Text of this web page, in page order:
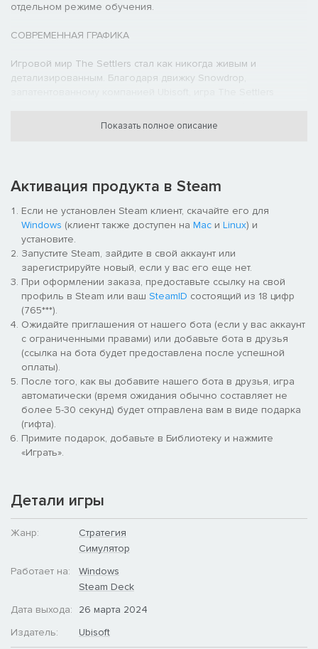
отдельном режиме обучения.
СОВРЕМЕННАЯ ГРАФИКА
Игровой мир The Settlers стал как никогда живым и
детализированным. Благодаря движку Snowdrop,
для симуляторов градостроительства.
награды.
Показать полное описание
Активация продукта в Steam
Если не установлен Steam клиент, скачайте его для
Windows (клиент также доступен на Mac и Linux) и
установите.
Запустите Steam, зайдите в свой аккаунт или
зарегистрируйте новый, если у вас его еще нет.
При оформлении заказа, предоставьте ссылку на свой
профиль в Steam или ваш SteamID состоящий из 18 цифр
(765***).
Ожидайте приглашения от нашего бота (если у вас аккаунт
с ограниченными правами) или добавьте бота в друзья
(ссылка на бота будет предоставлена после успешной
оплаты).
После того, как вы добавите нашего бота в друзья, игра
автоматически (время ожидания обычно составляет не
более 5-30 секунд) будет отправлена вам в виде подарка
(гифта).
Примите подарок, добавьте в Библиотеку и нажмите
«Играть».
Детали игры
Жанр:
Стратегия
Симулятор
Работает на:
Windows
Steam Deck
Дата выхода:
26 марта 2024
Издатель:
Ubisoft